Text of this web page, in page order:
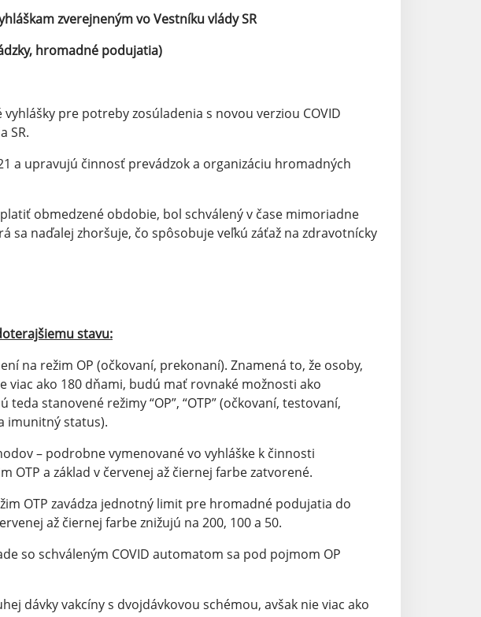
zverejneným vo Vestníku vlády SR
hromadné podujatia)
pre potreby zosúladenia s novou verziou COVID
SR.
a upravujú činnosť prevádzok a organizáciu hromadných
obmedzené obdobie, bol schválený v čase mimoriadne
sa naďalej zhoršuje, čo spôsobuje veľkú záťaž na zdravotnícky
stavu:
režim OP (očkovaní, prekonaní). Znamená to, že osoby,
viac ako 180 dňami, budú mať rovnaké možnosti ako
stanovené režimy “OP”, “OTP” (očkovaní, testovaní,
imunitný status).
– podrobne vymenované vo vyhláške k činnosti
OTP a základ v červenej až čiernej farbe zatvorené.
OTP zavádza jednotný limit pre hromadné podujatia do
až čiernej farbe znižujú na 200, 100 a 50.
schváleným COVID automatom sa pod pojmom OP
dávky vakcíny s dvojdávkovou schémou, avšak nie viac ako